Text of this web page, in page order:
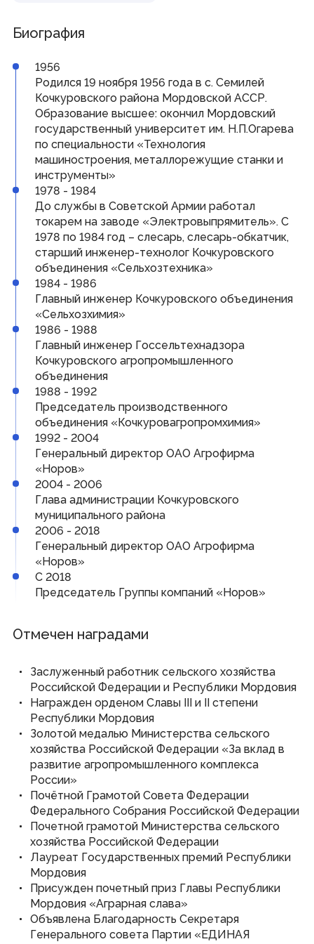
© Государственное Cобрание Республики Мордовия,
2024
Почетная Грамота Государственного Собрания
Благодарность Председателя Государственного
Собрания
Знак за заслуги в развитии законодательства и
парламентаризма
Информация
Противодействие коррупции
Кадровое обеспечение
Информационные и аналитические материалы
Доклад о состоянии законодательства
Законодательные органы ПФО
Публичные слушания
Молодежный парламент
Гражданам
Виртуальная приемная
Контакты
Трансляции заседаний
Полезные ресурсы
Органы власти
Федеральные органы государственной власти
Органы государственной власти РМ
Биография
1956
Родился 19 ноября 1956 года в с. Семилей
Кочкуровского района Мордовской АССР.
Образование высшее: окончил Мордовский
государственный университет им. Н.П.Огарева
по специальности «Технология
машиностроения, металлорежущие станки и
инструменты»
1978 - 1984
До службы в Советской Армии работал
токарем на заводе «Электровыпрямитель». С
1978 по 1984 год – слесарь, слесарь-обкатчик,
старший инженер-технолог Кочкуровского
объединения «Сельхозтехника»
1984 - 1986
Главный инженер Кочкуровского объединения
«Сельхозхимия»
1986 - 1988
Главный инженер Госсельтехнадзора
Кочкуровского агропромышленного
объединения
1988 - 1992
Председатель производственного
объединения «Кочкуровагропромхимия»
1992 - 2004
Генеральный директор ОАО Агрофирма
«Норов»
2004 - 2006
Глава администрации Кочкуровского
муниципального района
2006 - 2018
Генеральный директор ОАО Агрофирма
«Норов»
С 2018
Председатель Группы компаний «Норов»
Отмечен наградами
Заслуженный работник сельского хозяйства
Российской Федерации и Республики Мордовия
Награжден орденом Славы III и II степени
Республики Мордовия
Золотой медалью Министерства сельского
хозяйства Российской Федерации «За вклад в
развитие агропромышленного комплекса
России»
Почётной Грамотой Совета Федерации
Федерального Собрания Российской Федерации
Почетной грамотой Министерства сельского
хозяйства Российской Федерации
Лауреат Государственных премий Республики
Мордовия
Присужден почетный приз Главы Республики
Мордовия «Аграрная слава»
Объявлена Благодарность Секретаря
Генерального совета Партии «ЕДИНАЯ